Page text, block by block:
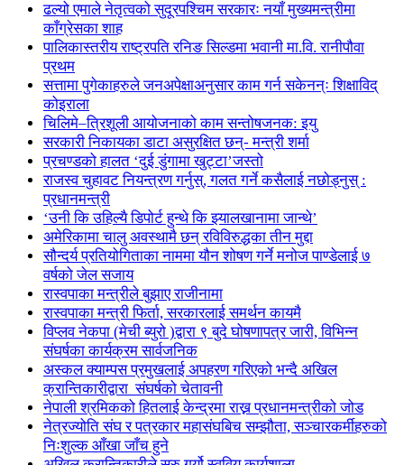
ढल्यो एमाले नेतृत्वको सुदूरपश्चिम सरकारः नयाँ मुख्यमन्त्रीमा
काँग्रेसका शाह
पालिकास्तरीय राष्ट्रपति रनिङ सिल्डमा भवानी मा.वि. रानीपौवा
प्रथम
सत्तामा पुगेकाहरुले जनअपेक्षाअनुसार काम गर्न सकेनन्ः शिक्षाविद्
कोइराला
चिलिमे–त्रिशूली आयोजनाको काम सन्तोषजनक: इयु
सरकारी निकायका डाटा असुरक्षित छन्- मन्त्री शर्मा
प्रचण्डको हालत ‘दुई डुंगामा खुट्टा’जस्तो
राजस्व चुहावट नियन्त्रण गर्नुस्, गलत गर्ने कसैलाई नछोड्नुस् :
प्रधानमन्त्री
‘उनी कि उहिल्यै डिपोर्ट हुन्थे कि झ्यालखानामा जान्थे’
अमेरिकामा चालु अवस्थामै छन् रविविरुद्धका तीन मुद्दा
सौन्दर्य प्रतियोगिताका नाममा यौन शोषण गर्ने मनोज पाण्डेलाई ७
वर्षको जेल सजाय
रास्वपाका मन्त्रीले बुझाए राजीनामा
रास्वपाका मन्त्री फिर्ता, सरकारलाई समर्थन कायमै
विप्लव नेकपा (मेची ब्युरो )द्वारा ९ बुदे घोषणापत्र जारी, विभिन्न
संघर्षका कार्यक्रम सार्वजनिक
अस्कल क्याम्पस प्रमुखलाई अपहरण गरिएको भन्दै अखिल
क्रान्तिकारीद्वारा संघर्षको चेतावनी
नेपाली श्रमिकको हितलाई केन्द्रमा राख्न प्रधानमन्त्रीको जोड
नेत्रज्योति संघ र पत्रकार महासंघबिच सम्झौता, सञ्चारकर्मीहरुको
निःशुल्क आँखा जाँच हुने